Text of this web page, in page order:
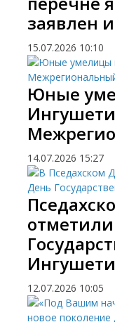
заявлен
15.07.2026 10:10
Юные
14.07.2026 15:27
12.07.2026 10:05